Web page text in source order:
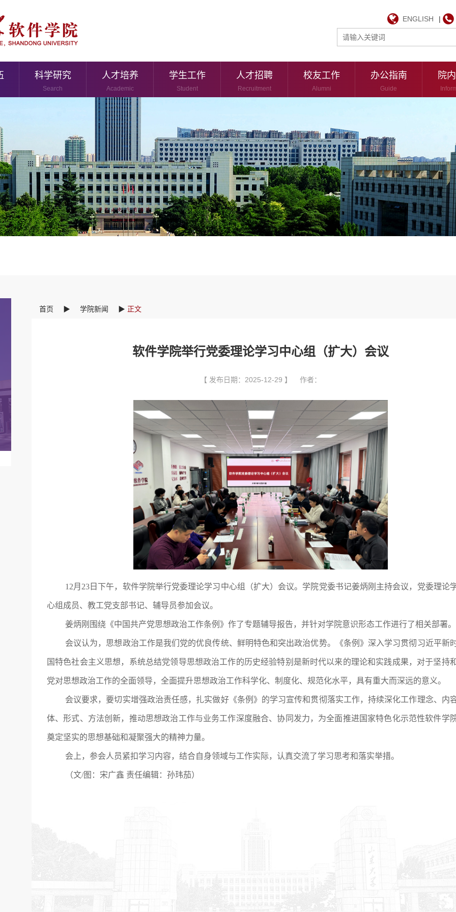
ENGLISH |
科学研究
Search
人才培养
Academic
学生工作
Student
人才招聘
Recruitment
校友工作
Alumni
办公指南
Guide
院
首页 ▶ 学院新闻 ▶ 正文
软件学院举行党委理论学习中心组（扩大）会议
【 发布日期：2025-12-29 】 作者：
12月23日下午，软件学院举行党委理论学习中心组（扩大）会议。学院党委书记姜炳刚主持会议，党委理论
心组成员、教工党支部书记、辅导员参加会议。
姜炳刚围绕《中国共产党思想政治工作条例》作了专题辅导报告，并针对学院意识形态工作进行了相关部署。
会议认为，思想政治工作是我们党的优良传统、鲜明特色和突出政治优势。《条例》深入学习贯彻习近平新
国特色社会主义思想，系统总结党领导思想政治工作的历史经验特别是新时代以来的理论和实践成果，对于坚持
党对思想政治工作的全面领导，全面提升思想政治工作科学化、制度化、规范化水平，具有重大而深远的意义。
会议要求，要切实增强政治责任感，扎实做好《条例》的学习宣传和贯彻落实工作，持续深化工作理念、内
体、形式、方法创新，推动思想政治工作与业务工作深度融合、协同发力，为全面推进国家特色化示范性软件学
奠定坚实的思想基础和凝聚强大的精神力量。
会上，参会人员紧扣学习内容，结合自身领域与工作实际，认真交流了学习思考和落实举措。
（文/图：宋广鑫 责任编辑：孙玮茄）